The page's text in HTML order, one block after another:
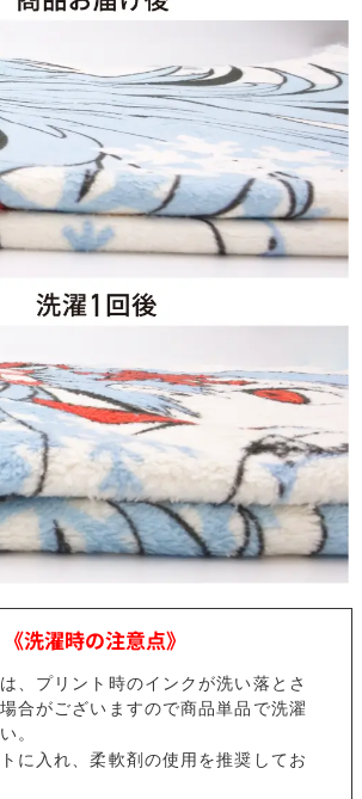
《洗濯時の注意点》
、プリント時のインクが洗い落とさ
合がございますので商品単品で洗濯
い。
に入れ、柔軟剤の使用を推奨してお